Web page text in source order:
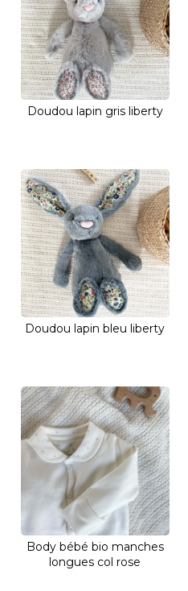
Doudou lapin gris liberty
Doudou lapin bleu liberty
Body bébé bio manches
longues col rose